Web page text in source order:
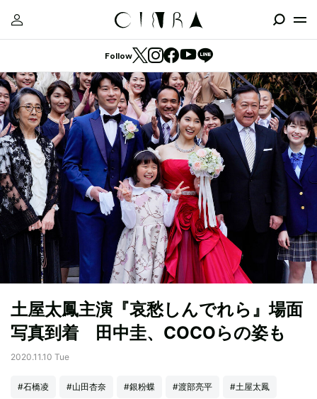
Follow
土屋太鳳主演『哀愁しんでれら』場面
写真到着 田中圭、COCOらの姿も
2020.11.10 Tue
#石橋凌 #山田杏奈 #銀粉蝶 #渡部亮平 #土屋太鳳